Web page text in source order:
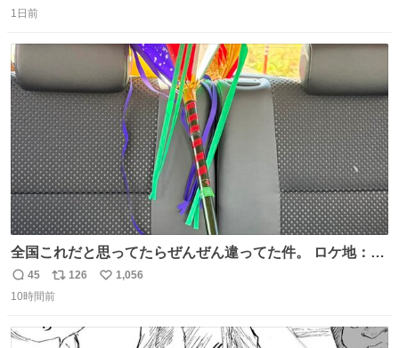
くなった人の一部を持ち帰っているような感覚になりまし
術館
信
1日前
全国これだと思ってたらぜんぜん違ってた件。 ロケ地：広
島
返
信
45
リ
ポ
ト
126
い
1,056
10時間前